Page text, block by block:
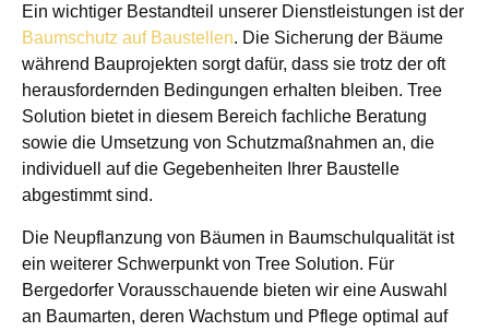
Ein wichtiger Bestandteil unserer Dienstleistungen ist der
Baumschutz auf Baustellen. Die Sicherung der Bäume
während Bauprojekten sorgt dafür, dass sie trotz der oft
herausfordernden Bedingungen erhalten bleiben. Tree
Solution bietet in diesem Bereich fachliche Beratung
sowie die Umsetzung von Schutzmaßnahmen an, die
individuell auf die Gegebenheiten Ihrer Baustelle
abgestimmt sind.
Die Neupflanzung von Bäumen in Baumschulqualität ist
ein weiterer Schwerpunkt von Tree Solution. Für
Bergedorfer Vorausschauende bieten wir eine Auswahl
an Baumarten, deren Wachstum und Pflege optimal auf